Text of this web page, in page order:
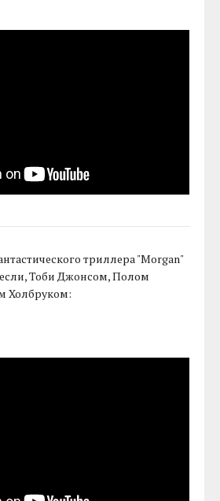
триллера "Morgan"
Тоби Джонсом, Полом
Холбруком: